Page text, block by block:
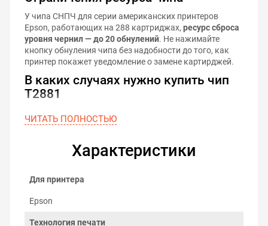
У чипа СНПЧ для серии американских принтеров
Epson, работающих на 288 картриджах, ресурс сброса
уровня чернил — до 20 обнулений. Не нажимайте
кнопку обнуления чипа без надобности до того, как
принтер покажет уведомление о замене картирджей.
В каких случаях нужно купить чип
T2881
Старый чип вышел из строя.
Старый чип не распознаётся после обновления
микропрограммы (прошивки принтера).
Совместимость чипа
устройствами, которые используют оригинальные
картриджи с кодами 288:
ЧИТАТЬ ПОЛНОСТЬЮ
Характеристики
Для принтера
Epson
Технология печати